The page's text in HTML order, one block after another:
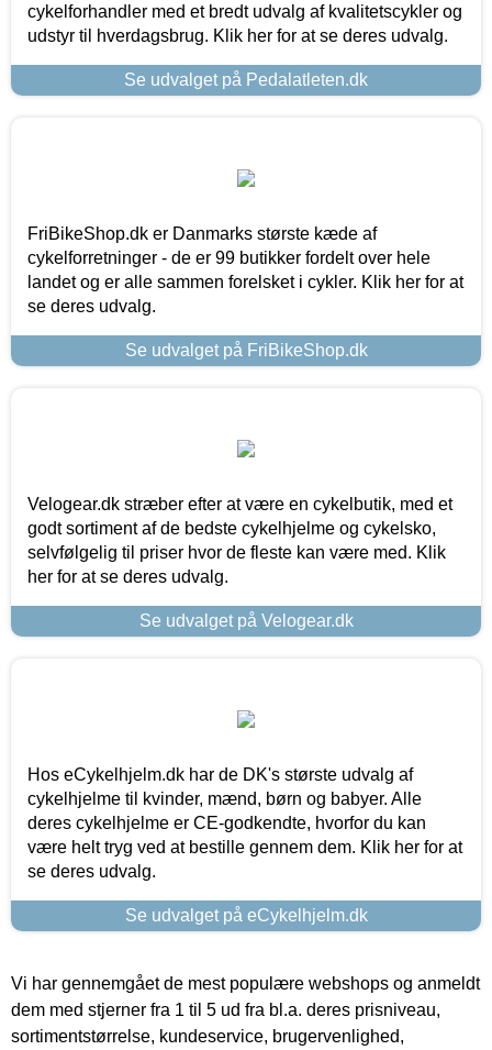
cykelforhandler med et bredt udvalg af kvalitetscykler og
udstyr til hverdagsbrug. Klik her for at se deres udvalg.
Se udvalget på Pedalatleten.dk
FriBikeShop.dk er Danmarks største kæde af
cykelforretninger - de er 99 butikker fordelt over hele
landet og er alle sammen forelsket i cykler. Klik her for at
se deres udvalg.
Se udvalget på FriBikeShop.dk
Velogear.dk stræber efter at være en cykelbutik, med et
godt sortiment af de bedste cykelhjelme og cykelsko,
selvfølgelig til priser hvor de fleste kan være med. Klik
her for at se deres udvalg.
Se udvalget på Velogear.dk
Hos eCykelhjelm.dk har de DK's største udvalg af
cykelhjelme til kvinder, mænd, børn og babyer. Alle
deres cykelhjelme er CE-godkendte, hvorfor du kan
være helt tryg ved at bestille gennem dem. Klik her for at
se deres udvalg.
Se udvalget på eCykelhjelm.dk
Vi har gennemgået de mest populære webshops og anmeldt
dem med stjerner fra 1 til 5 ud fra bl.a. deres prisniveau,
sortimentstørrelse, kundeservice, brugervenlighed,